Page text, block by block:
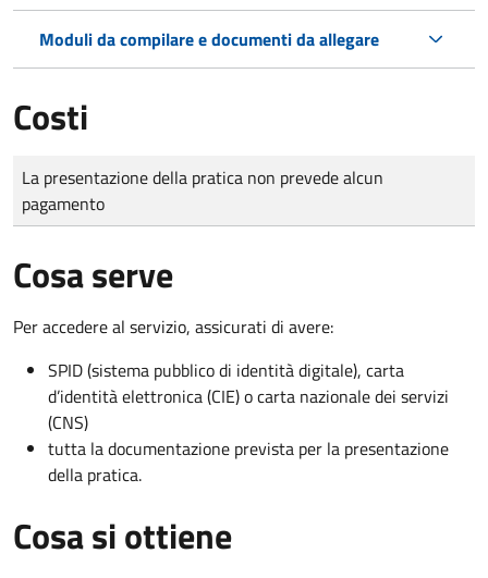
Moduli da compilare e documenti da allegare
Costi
Tipo di pagamento
Importo
La presentazione della pratica non prevede alcun
pagamento
Cosa serve
Per accedere al servizio, assicurati di avere:
SPID (sistema pubblico di identità digitale), carta
d’identità elettronica (CIE) o carta nazionale dei servizi
(CNS)
tutta la documentazione prevista per la presentazione
della pratica.
Cosa si ottiene